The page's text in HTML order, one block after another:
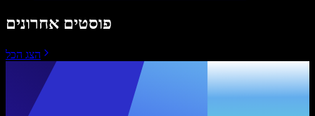
פוסטים אחרונים
הצג הכל